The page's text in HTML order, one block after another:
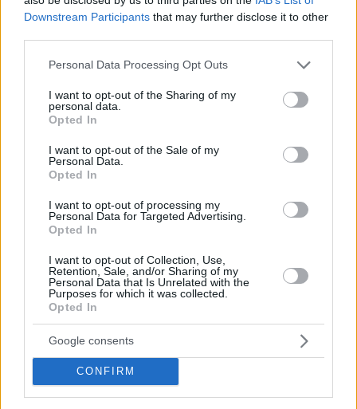
Downstream Participants that may further disclose it to other
Please note that this website/app uses one or more Google
not limited to your visit or usage behaviour. You may click to
grant or deny consent to Google and its third-party tags to
use your data for below specified purposes in below Google
consent section.
Personal Data Processing Opt Outs
I want to opt-out of the Sharing of my
personal data.
Opted In
I want to opt-out of the Sale of my
Personal Data.
Opted In
I want to opt-out of processing my
Personal Data for Targeted Advertising.
Opted In
I want to opt-out of Collection, Use,
Retention, Sale, and/or Sharing of my
Personal Data that Is Unrelated with the
Purposes for which it was collected.
Opted In
Google consents
CONFIRM